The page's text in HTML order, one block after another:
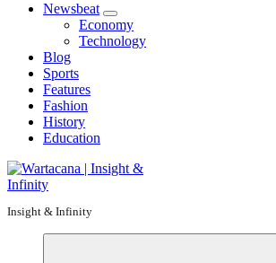
Newsbeat
Economy
Technology
Blog
Sports
Features
Fashion
History
Education
Insight & Infinity